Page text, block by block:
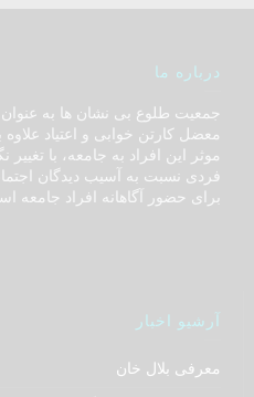
درباره ما
جمعیت طلوع بی نشان ها به
معضل کارتن خوابی و اعتیاد
موثر این افراد به جامعه، با
فردی نسبت به آسیب دیدگان
برای حضور آگاهانه افراد جامعه
آرشیو اخبار
معرفی بلال خان